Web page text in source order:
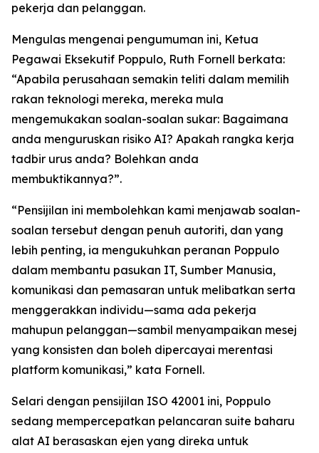
pekerja dan pelanggan.
Mengulas mengenai pengumuman ini, Ketua
Pegawai Eksekutif Poppulo, Ruth Fornell berkata:
“Apabila perusahaan semakin teliti dalam memilih
rakan teknologi mereka, mereka mula
mengemukakan soalan-soalan sukar: Bagaimana
anda menguruskan risiko AI? Apakah rangka kerja
tadbir urus anda? Bolehkan anda
membuktikannya?”.
“Pensijilan ini membolehkan kami menjawab soalan-
soalan tersebut dengan penuh autoriti, dan yang
lebih penting, ia mengukuhkan peranan Poppulo
dalam membantu pasukan IT, Sumber Manusia,
komunikasi dan pemasaran untuk melibatkan serta
menggerakkan individu—sama ada pekerja
mahupun pelanggan—sambil menyampaikan mesej
yang konsisten dan boleh dipercayai merentasi
platform komunikasi,” kata Fornell.
Selari dengan pensijilan ISO 42001 ini, Poppulo
sedang mempercepatkan pelancaran suite baharu
alat AI berasaskan ejen yang direka untuk